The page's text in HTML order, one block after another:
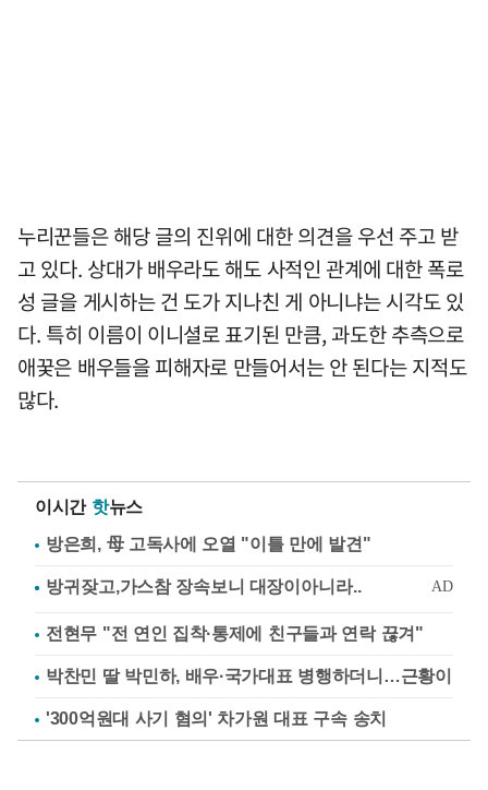
누리꾼들은 해당 글의 진위에 대한 의견을 우선 주고 받
고 있다. 상대가 배우라도 해도 사적인 관계에 대한 폭로
성 글을 게시하는 건 도가 지나친 게 아니냐는 시각도 있
다. 특히 이름이 이니셜로 표기된 만큼, 과도한 추측으로
애꿎은 배우들을 피해자로 만들어서는 안 된다는 지적도
많다.
이시간 핫뉴스
방은희, 母 고독사에 오열 "이틀 만에 발견"
전현무 "전 연인 집착·통제에 친구들과 연락 끊겨"
박찬민 딸 박민하, 배우·국가대표 병행하더니…근황이
'300억원대 사기 혐의' 차가원 대표 구속 송치